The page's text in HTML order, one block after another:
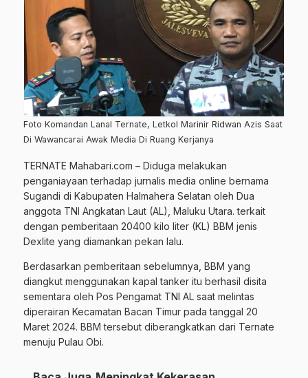
Foto Komandan Lanal Ternate, Letkol Marinir Ridwan Azis Saat
Di Wawancarai Awak Media Di Ruang Kerjanya
TERNATE Mahabari.com – Diduga melakukan
penganiayaan terhadap jurnalis media online bernama
Sugandi di Kabupaten Halmahera Selatan oleh Dua
anggota TNI Angkatan Laut (AL), Maluku Utara. terkait
dengan pemberitaan 20400 kilo liter (KL) BBM jenis
Dexlite yang diamankan pekan lalu.
Berdasarkan pemberitaan sebelumnya, BBM yang
diangkut menggunakan kapal tanker itu berhasil disita
sementara oleh Pos Pengamat TNI AL saat melintas
diperairan Kecamatan Bacan Timur pada tanggal 20
Maret 2024. BBM tersebut diberangkatkan dari Ternate
menuju Pulau Obi.